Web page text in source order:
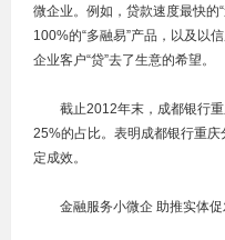
微企业。例如，贷款速度最快的
100%的“多融易”产品，以及以
企业客户“贷”去了生意的希望。
截止2012年末，成都银行重
25%的占比。表明成都银行重
定成效。
金融服务小微企 助推实体促